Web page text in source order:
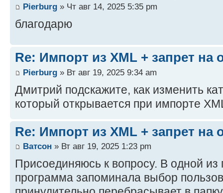
Pierburg » Чт авг 14, 2025 5:35 pm
благодарю
Re: Импорт из XML + запрет на
Pierburg » Вт авг 19, 2025 9:34 am
Дмитрий подскажите, как изменить
который открывается при импорте
Re: Импорт из XML + запрет на
Ватсон » Вт авг 19, 2025 1:23 pm
Присоединяюсь к вопросу. В одной
программа запоминала выбор